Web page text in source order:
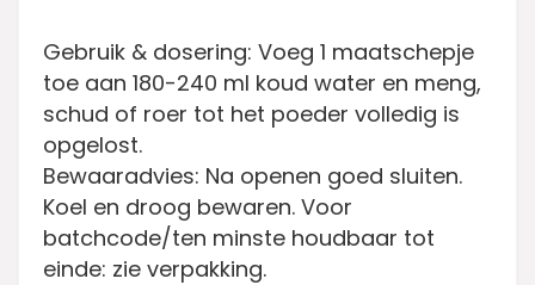
Gebruik & dosering: Voeg 1 maatschepje
toe aan 180-240 ml koud water en meng,
schud of roer tot het poeder volledig is
opgelost.
Bewaaradvies: Na openen goed sluiten.
Koel en droog bewaren. Voor
batchcode/ten minste houdbaar tot
einde: zie verpakking.